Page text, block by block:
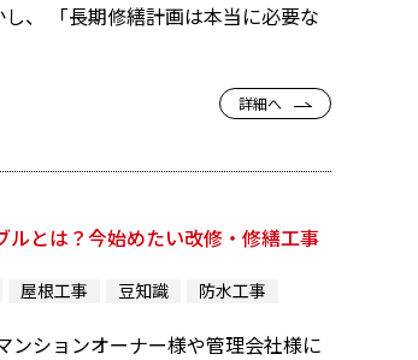
、 「長期修繕計画は本当に必要な
詳細へ
ルとは？今始めたい改修・修繕工事
屋根工事 豆知識 防水工事
ンションオーナー様や管理会社様に